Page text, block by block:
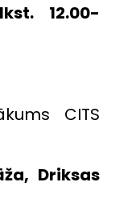
12.00-
CITS
Driksas